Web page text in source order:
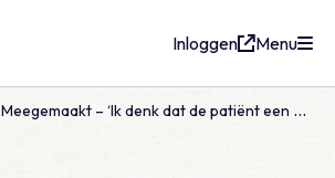
Inloggen Menu
Meegemaakt – ‘Ik denk dat de patiënt een Tony Chocolonely consult heeft’